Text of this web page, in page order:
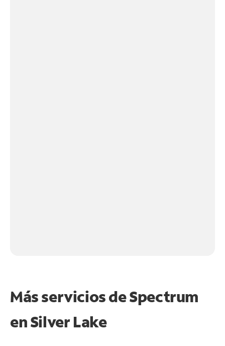
Más servicios de Spectrum
enSilver Lake